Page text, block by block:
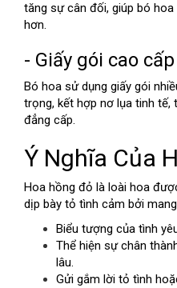
tăng sự cân đối, giúp bó
hơn.
- Giấy gói cao cấp
Bó hoa sử dụng giấy gói
trọng, kết hợp nơ lụa tinh tế,
đẳng cấp.
Ý Nghĩa Của
Hoa hồng đỏ là loài hoa
dịp bày tỏ tình cảm bởi
Biểu tượng của tình
Thể hiện sự chân
lâu.
Gửi gắm lời tỏ tình